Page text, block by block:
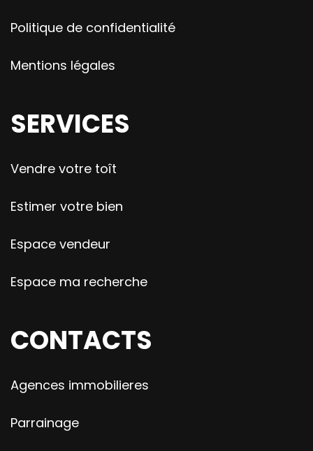
Politique de confidentialité
Mentions légales
SERVICES
Vendre votre toît
Estimer votre bien
Espace vendeur
Espace ma recherche
CONTACTS
Agences immobilieres
Parrainage